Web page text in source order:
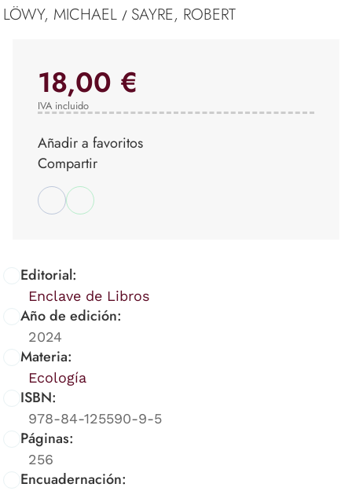
LÖWY, MICHAEL / SAYRE, ROBERT
Editorial:
Enclave de Libros
Año de edición:
2024
Materia:
Ecología
ISBN:
978-84-125590-9-5
Páginas:
256
Encuadernación:
18,00 €
IVA incluido
Añadir a favoritos
Compartir